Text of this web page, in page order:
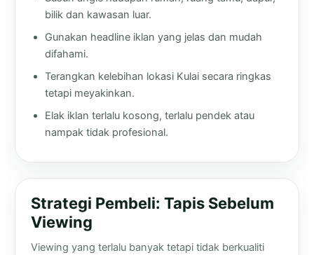
bilik dan kawasan luar.
Gunakan headline iklan yang jelas dan mudah
difahami.
Terangkan kelebihan lokasi Kulai secara ringkas
tetapi meyakinkan.
Elak iklan terlalu kosong, terlalu pendek atau
nampak tidak profesional.
Strategi Pembeli: Tapis Sebelum
Viewing
Viewing yang terlalu banyak tetapi tidak berkualiti